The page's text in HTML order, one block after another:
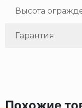
Высота
Гарантия